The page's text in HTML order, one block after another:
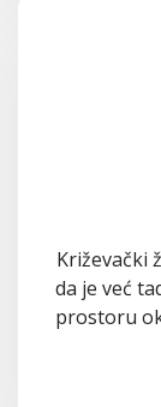
Križevački
da je već
prostoru